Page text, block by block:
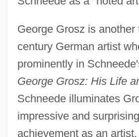
George Grosz is another
century German artist
prominently in
George Grosz: His Life
Schneede illuminates
impressive and
achievement as an